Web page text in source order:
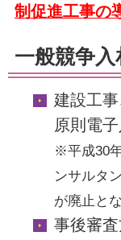
制促進工事の
一般競争
建設工事
原則電
※平成30
ンサルタ
が廃止と
事後審査